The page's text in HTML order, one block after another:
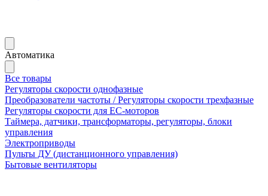
Автоматика
Все товары
Регуляторы скорости однофазные
Преобразователи частоты / Регуляторы скорости трехфазные
Регуляторы скорости для ЕС-моторов
Таймера, датчики, трансформаторы, регуляторы, блоки
управления
Электроприводы
Пульты ДУ (дистанционного управления)
Бытовые вентиляторы